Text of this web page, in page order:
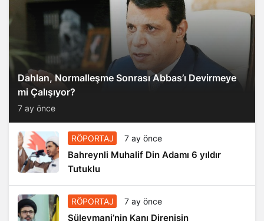
Dahlan, Normalleşme Sonrası Abbas’ı Devirmeye
mi Çalışıyor?
7 ay önce
RÖPORTAJ 7 ay önce
Bahreynli Muhalif Din Adamı 6 yıldır
Tutuklu
RÖPORTAJ 7 ay önce
Süleymani’nin Kanı Direnişin